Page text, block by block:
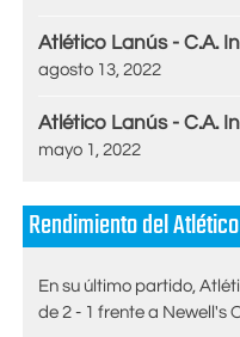
Atlético Lanús - C.A.
agosto 13, 2022
Atlético Lanús - C.A.
mayo 1, 2022
Rendimiento del
En su último partido,
de 2 - 1 frente a Newell's